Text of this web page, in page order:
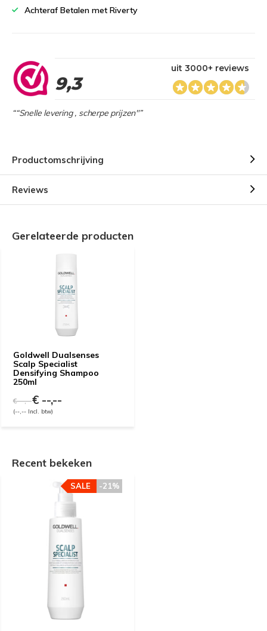
Achteraf Betalen met Riverty
9,3
uit 3000+ reviews
““Snelle levering , scherpe prijzen"”
Productomschrijving
Reviews
Gerelateerde producten
Goldwell Dualsenses
Scalp Specialist
Densifying Shampoo
250ml
€ --,--€ --,--
(--,-- Incl. btw)
Recent bekeken
-21%
SALE